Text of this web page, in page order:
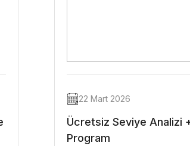
22 Mart 2026
Ücretsiz Seviye Analizi
Program